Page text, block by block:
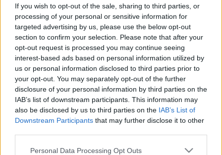
If you wish to opt-out of the sale, sharing to third parties, or
processing of your personal or sensitive information for
targeted advertising by us, please use the below opt-out
section to confirm your selection. Please note that after your
opt-out request is processed you may continue seeing
interest-based ads based on personal information utilized by
us or personal information disclosed to third parties prior to
your opt-out. You may separately opt-out of the further
disclosure of your personal information by third parties on the
IAB’s list of downstream participants. This information may
also be disclosed by us to third parties on the IAB’s List of
Downstream Participants that may further disclose it to other
Please note that this website/app uses one or more Google
Personal Data Processing Opt Outs
esetet